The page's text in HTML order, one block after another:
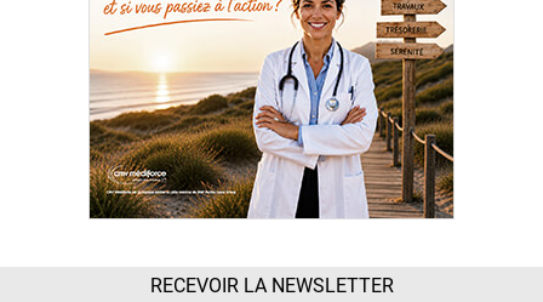
RECEVOIR LA NEWSLETTER